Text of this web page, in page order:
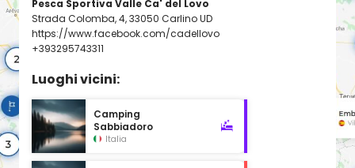
Pesca Sportiva Valle Ca' del Lovo
Strada Colomba, 4, 33050 Carlino UD
https://www.facebook.com/cadellovo
+393295743311
Luoghi vicini:
Camping
Sabbiadoro
Italia